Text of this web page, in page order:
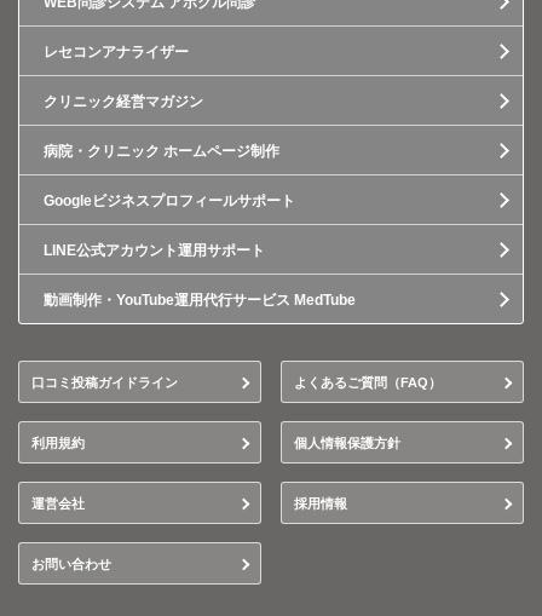
レセコンアナライザー
クリニック経営マガジン
病院・クリニック ホームページ制作
Googleビジネスプロフィールサポート
LINE公式アカウント運用サポート
動画制作・YouTube運用代行サービス MedTube
口コミ投稿ガイドライン よくあるご質問（FAQ）
利用規約 個人情報保護方針
運営会社 採用情報
お問い合わせ